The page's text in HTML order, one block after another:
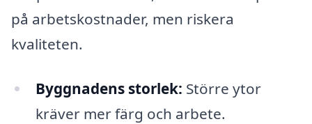
på arbetskostnader, men riskera
kvaliteten.
Byggnadens storlek: Större ytor
kräver mer färg och arbete.